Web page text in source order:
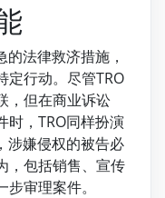
法律救济措施，
定行动。尽管TRO
，但在商业诉讼
时，TRO同样扮演
涉嫌侵权的被告必
，包括销售、宣传
审理案件。